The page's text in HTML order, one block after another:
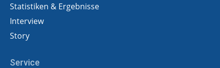
Statistiken & Ergebnisse
Interview
Story
Service